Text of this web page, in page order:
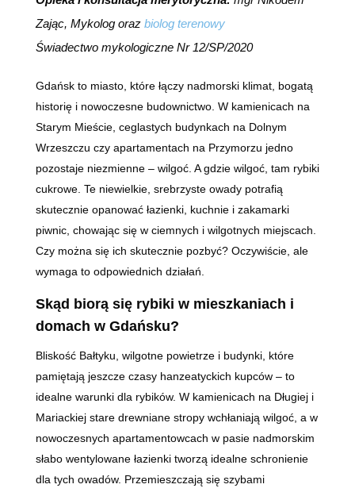
Zając, Mykolog oraz biolog terenowy
Świadectwo mykologiczne Nr 12/SP/2020
Gdańsk to miasto, które łączy nadmorski klimat, bogatą
historię i nowoczesne budownictwo. W kamienicach na
Starym Mieście, ceglastych budynkach na Dolnym
Wrzeszczu czy apartamentach na Przymorzu jedno
pozostaje niezmienne – wilgoć. A gdzie wilgoć, tam rybiki
cukrowe. Te niewielkie, srebrzyste owady potrafią
skutecznie opanować łazienki, kuchnie i zakamarki
piwnic, chowając się w ciemnych i wilgotnych miejscach.
Czy można się ich skutecznie pozbyć? Oczywiście, ale
wymaga to odpowiednich działań.
Skąd biorą się rybiki w mieszkaniach i
domach w Gdańsku?
Bliskość Bałtyku, wilgotne powietrze i budynki, które
pamiętają jeszcze czasy hanzeatyckich kupców – to
idealne warunki dla rybików. W kamienicach na Długiej i
Mariackiej stare drewniane stropy wchłaniają wilgoć, a w
nowoczesnych apartamentowcach w pasie nadmorskim
słabo wentylowane łazienki tworzą idealne schronienie
dla tych owadów. Przemieszczają się szybami